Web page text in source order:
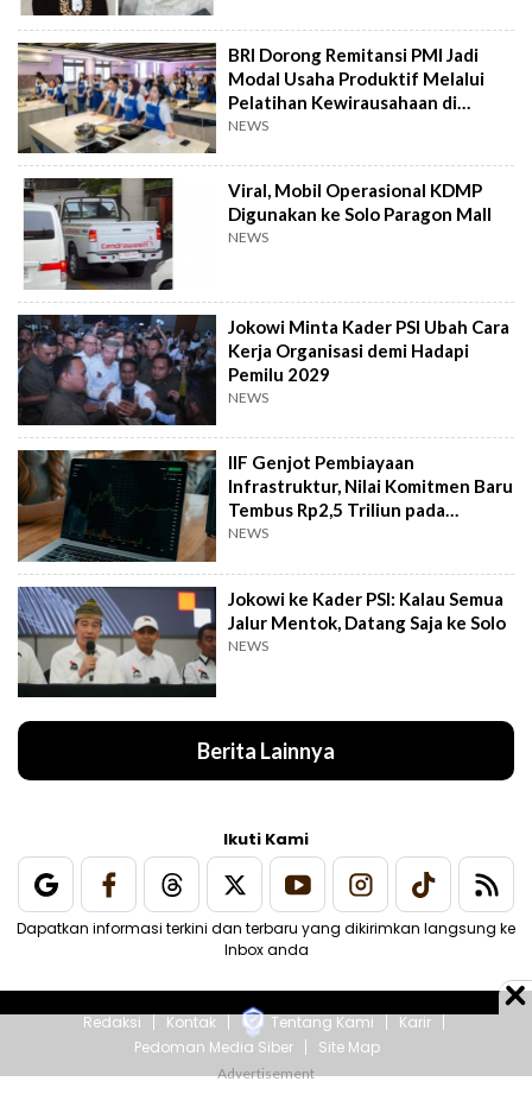
BRI Dorong Remitansi PMI Jadi
Modal Usaha Produktif Melalui
Pelatihan Kewirausahaan di
Taiwan
NEWS
Viral, Mobil Operasional KDMP
Digunakan ke Solo Paragon Mall
NEWS
Jokowi Minta Kader PSI Ubah Cara
Kerja Organisasi demi Hadapi
Pemilu 2029
NEWS
IIF Genjot Pembiayaan
Infrastruktur, Nilai Komitmen Baru
Tembus Rp2,5 Triliun pada
Semester I 2026
NEWS
Jokowi ke Kader PSI: Kalau Semua
Jalur Mentok, Datang Saja ke Solo
NEWS
Berita Lainnya
Ikuti Kami
Dapatkan informasi terkini dan terbaru yang dikirimkan langsung ke
Inbox anda
Redaksi Kontak Tentang Kami
Karir
Pedoman Media Siber
Site Map